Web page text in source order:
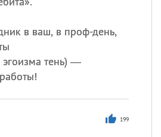
в ваш, в проф-день,
эгоизма тень) —
199